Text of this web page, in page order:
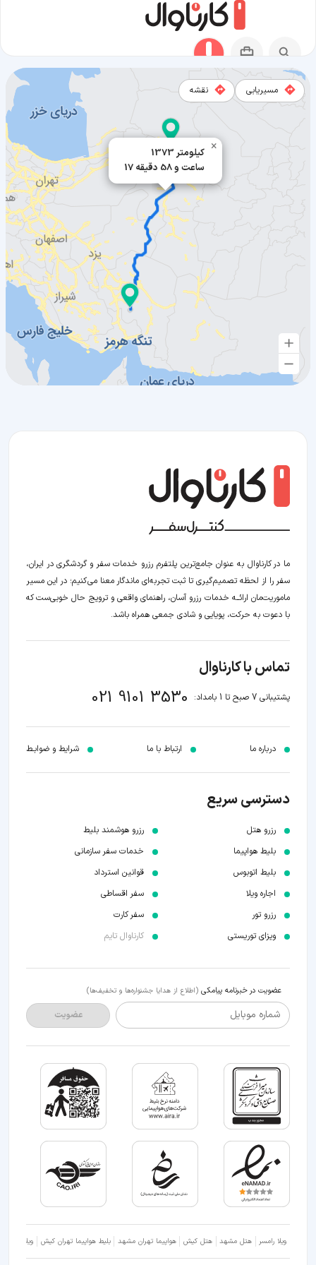
1373 کیلومتر
17 ساعت و 58 دقیقه
×
مسیریابی نقشه
مسیر درگز به بافت
ما در کارناوال به عنوان جامع‌ترین پلتفرم رزرو خدمات سفر و گردشگری در ایران،
سفر را از لحظه‌ تصمیم‌گیری تا ثبت تجربه‌ای ماندگار معنا می‌کنیم؛ در این مسیر‍
ماموریت‌مان اراﺋــﻪ خدمات رزرو آسان، راهنمای واقعی و ترویج حال خوبی‌ست که
با دعوت به حرکت، پویایی و شادی جمعی همراه باشد.
تماس با کارناوال
پشتیبانی 7 صبح تا 1 بامداد: 021 9101 3530
درباره ما ارتباط با ما شرایط و ضوابـط
دسترسی سریع
رزرو هتل
بلیط هواپیما
بلیط اتوبوس
اجاره ویلا
رزرو تور
ویزای توریستی
رزرو هوشمند بلیط
خدمات سفر سازمانی
قوانین استرداد
سفر اقساطی
سفر کارت
کارناوال تایم
عضویت در خبرنامه پیامکی (اطلاع از هدایا جشنواره‌ها و تخفیف‌ها)
شماره موبایل عضویت
ویلا رامسر هتل مشهد هتل کیش هواپیما تهران مشهد بلیط هواپیما تهران کیش ویلا شمال